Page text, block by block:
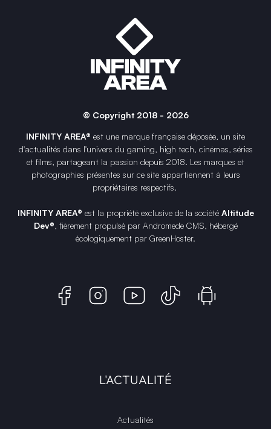
© Copyright 2018 - 2026
INFINITY AREA® est une marque française déposée, un site
d'actualités dans l'univers du gaming, high tech, cinémas, séries
et films, partageant la passion depuis 2018. Les marques et
photographies présentes sur ce site appartiennent à leurs
propriétaires respectifs.
INFINITY AREA® est la propriété exclusive de la société Altitude
Dev®, fièrement propulsé par Andromede CMS, hébergé
écologiquement par GreenHoster.
L'ACTUALITÉ
Actualités